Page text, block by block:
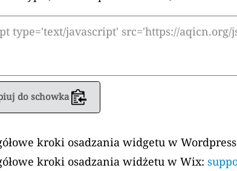
do schowka
kroki osadzania widgetu w
kroki osadzania widżetu w Wix: